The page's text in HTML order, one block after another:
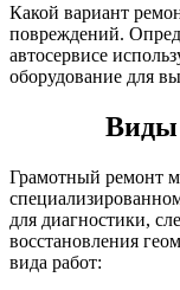
Какой вариант
повреждений.
автосервисе
оборудование для
Виды
Грамотный ремонт
для диагностики,
восстановления
вида работ: